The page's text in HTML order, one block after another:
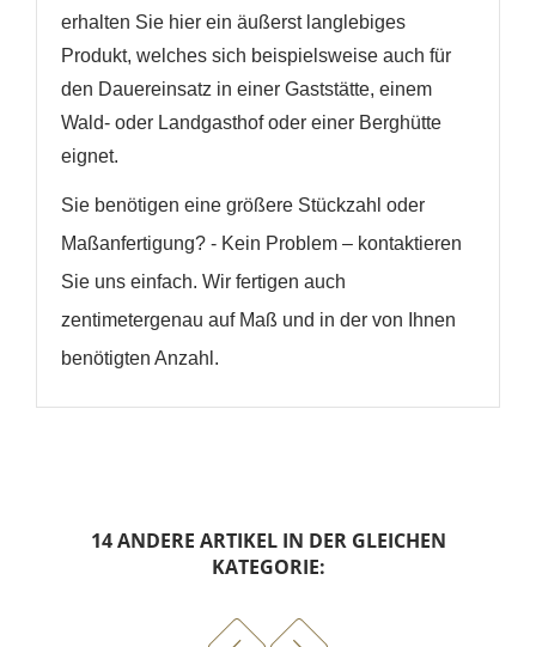
erhalten Sie hier ein äußerst langlebiges
Produkt, welches sich beispielsweise auch für
den Dauereinsatz in einer Gaststätte, einem
Wald- oder Landgasthof oder einer Berghütte
eignet.
Sie benötigen eine größere Stückzahl oder
Maßanfertigung? - Kein Problem – kontaktieren
Sie uns einfach. Wir fertigen auch
zentimetergenau auf Maß und in der von Ihnen
benötigten Anzahl.
14 ANDERE ARTIKEL IN DER GLEICHEN
KATEGORIE: